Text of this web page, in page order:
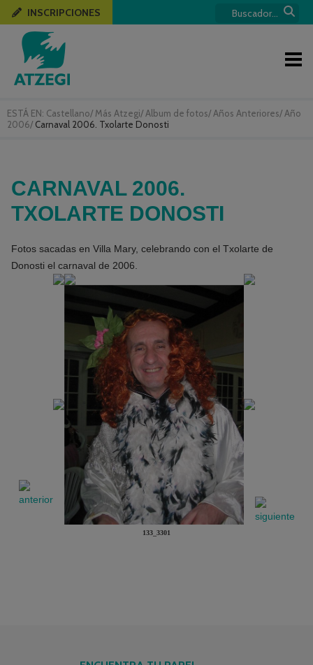
ESTÁ EN: Castellano/ Más Atzegi/ Album de fotos/ Años Anteriores/ Año
2006/ Carnaval 2006. Txolarte Donosti
INSCRIPCIONES
CARNAVAL 2006.
TXOLARTE DONOSTI
Fotos sacadas en Villa Mary, celebrando con el Txolarte de
Donosti el carnaval de 2006.
133_3301